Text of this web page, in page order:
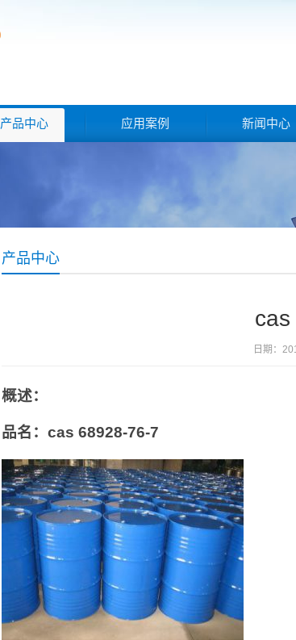
产品中心 应用案例 新闻中心
产品中心
日期：
概述：
品名：cas 68928-76-7